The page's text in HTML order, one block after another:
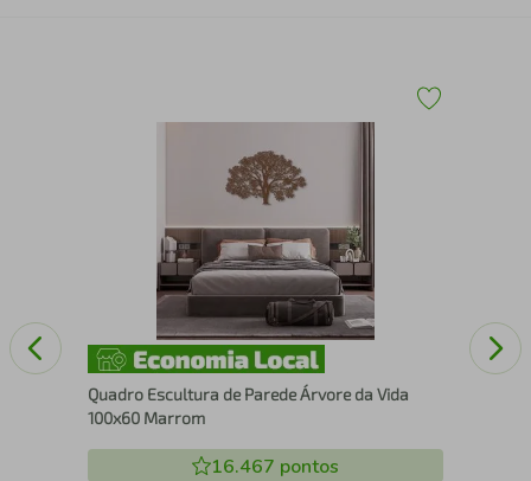
Quadro Escultura de Parede Árvore da Vida
100x60 Marrom
16.467 pontos